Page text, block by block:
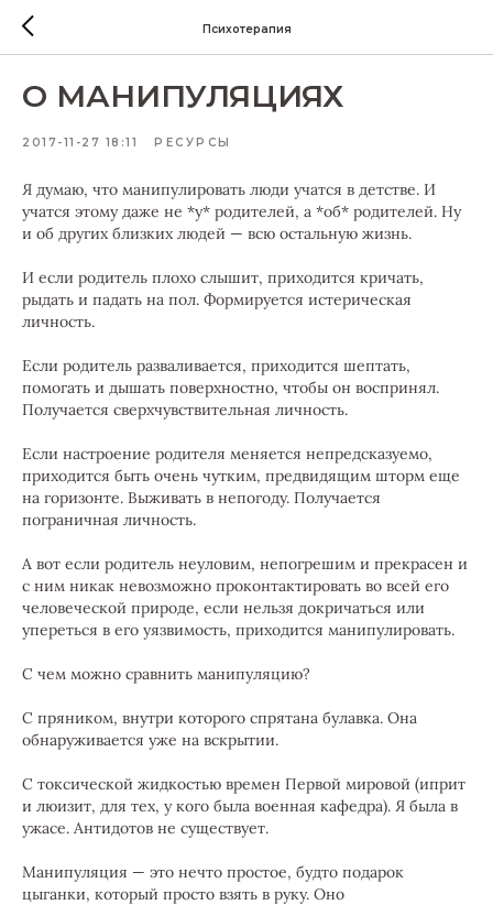
Психотерапия
О МАНИПУЛЯЦИЯХ
2017-11-27 18:11 РЕСУРСЫ
Я думаю, что манипулировать люди учатся в детстве. И
учатся этому даже не *у* родителей, а *об* родителей. Ну
и об других близких людей — всю остальную жизнь.
И если родитель плохо слышит, приходится кричать,
рыдать и падать на пол. Формируется истерическая
личность.
Если родитель разваливается, приходится шептать,
помогать и дышать поверхностно, чтобы он воспринял.
Получается сверхчувствительная личность.
Если настроение родителя меняется непредсказуемо,
приходится быть очень чутким, предвидящим шторм еще
на горизонте. Выживать в непогоду. Получается
пограничная личность.
А вот если родитель неуловим, непогрешим и прекрасен и
с ним никак невозможно проконтактировать во всей его
человеческой природе, если нельзя докричаться или
упереться в его уязвимость, приходится манипулировать.
С чем можно сравнить манипуляцию?
С пряником, внутри которого спрятана булавка. Она
обнаруживается уже на вскрытии.
С токсической жидкостью времен Первой мировой (иприт
и люизит, для тех, у кого была военная кафедра). Я была в
ужасе. Антидотов не существует.
Манипуляция — это нечто простое, будто подарок
цыганки, который просто взять в руку. Оно